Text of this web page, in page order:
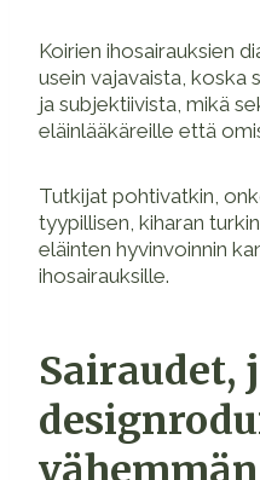
Koirien ihosairauksien
usein vajavaista, koska
ja subjektiivista, mikä
eläinlääkäreille että
Tutkijat pohtivatkin,
tyypillisen, kiharan
eläinten hyvinvoinnin
ihosairauksille.
Sairaudet,